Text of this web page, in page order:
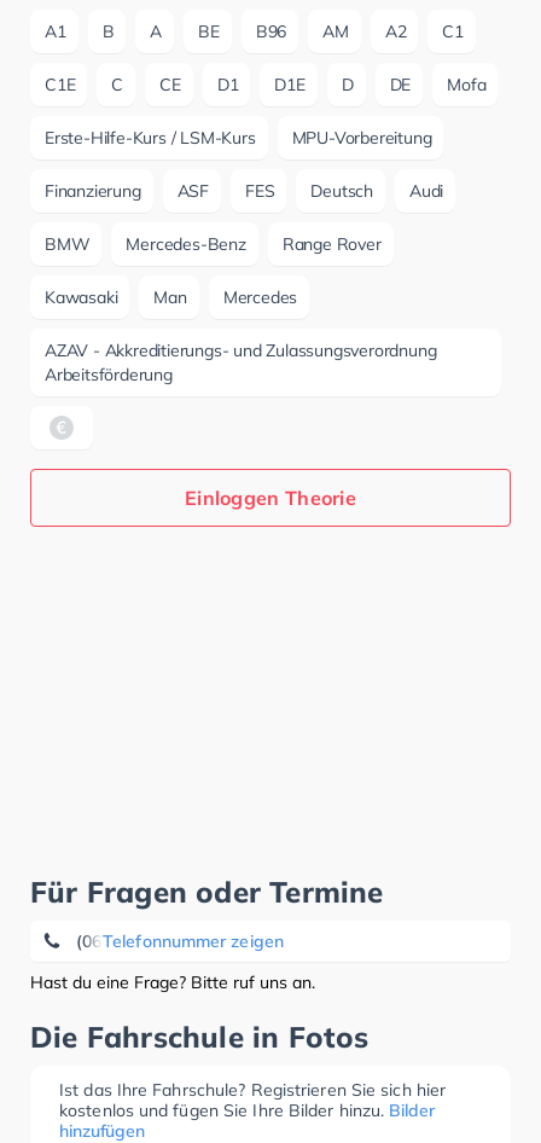
A1 B A BE B96 AM A2 C1
C1E C CE D1 D1E D DE Mofa
Erste-Hilfe-Kurs / LSM-Kurs MPU-Vorbereitung
Finanzierung ASF FES Deutsch Audi
BMW Mercedes-Benz Range Rover
Kawasaki Man Mercedes
AZAV - Akkreditierungs- und Zulassungsverordnung
Arbeitsförderung
Einloggen Theorie
Für Fragen oder Termine
Telefonnummer zeigen
(0611) 9 71 69 43
Hast du eine Frage? Bitte ruf uns an.
Die Fahrschule in Fotos
Ist das Ihre Fahrschule? Registrieren Sie sich hier
kostenlos und fügen Sie Ihre Bilder hinzu. Bilder
hinzufügen